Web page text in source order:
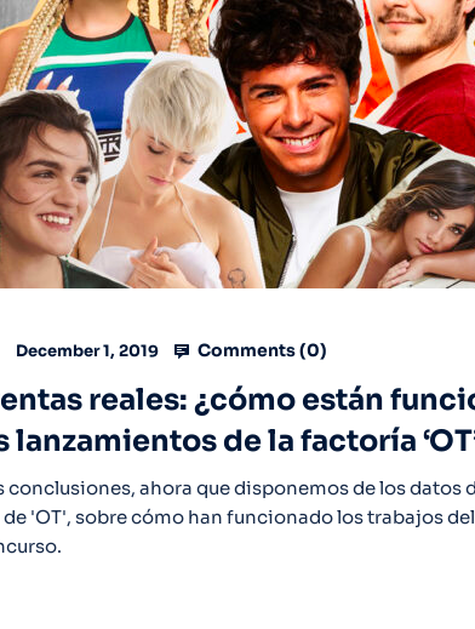
December 1, 2019 Comments (0)
reales: ¿cómo están
de la factoría
conclusiones, ahora que disponemos de los datos
'OT', sobre cómo han funcionado los trabajos